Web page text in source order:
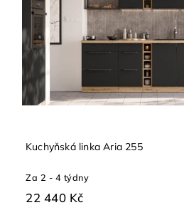
Kuchyňská linka Aria 255
Za 2 - 4 týdny
22 440 Kč